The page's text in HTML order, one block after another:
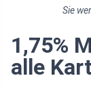
Sie
1,75%
alle